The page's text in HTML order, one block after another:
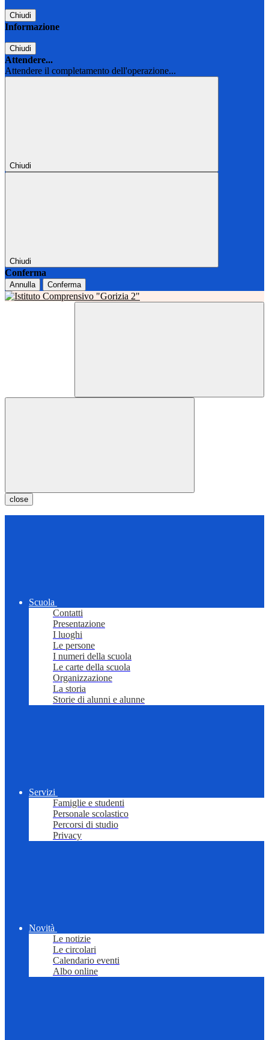
Chiudi
Informazione
Chiudi
Attendere...
Attendere il completamento dell'operazione...
Chiudi
Chiudi
Conferma
Annulla Conferma
close
Scuola
Contatti
Presentazione
I luoghi
Le persone
I numeri della scuola
Le carte della scuola
Organizzazione
La storia
Storie di alunni e alunne
Servizi
Famiglie e studenti
Personale scolastico
Percorsi di studio
Privacy
Novità
Le notizie
Le circolari
Calendario eventi
Albo online